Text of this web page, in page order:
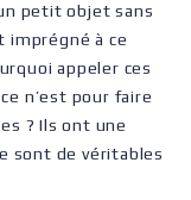
petit objet sans
imprégné à ce
appeler ces
n’est pour faire
? Ils ont une
sont de véritables